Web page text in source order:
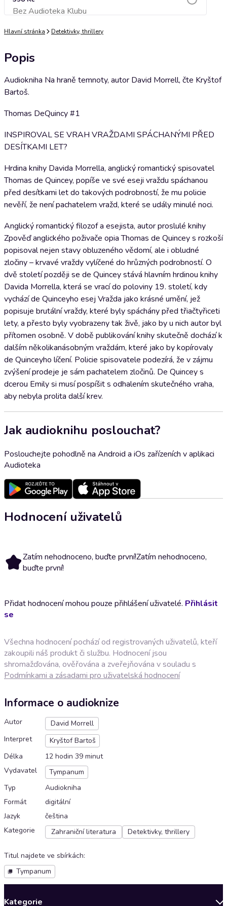
Bez Audioteka KlubuPřidat do košíku
Hlavní stránka Detektivky, thrillery
Popis
Audiokniha Na hraně temnoty, autor David Morrell, čte Kryštof
Bartoš.
Thomas DeQuincy #1
INSPIROVAL SE VRAH VRAŽDAMI SPÁCHANÝMI PŘED
DESÍTKAMI LET?
Hrdina knihy Davida Morrella, anglický romantický spisovatel
Thomas de Quincey, popíše ve své eseji vraždu spáchanou
před desítkami let do takových podrobností, že mu policie
nevěří, že není pachatelem vražd, které se udály minulé noci.
Anglický romantický filozof a esejista, autor proslulé knihy
Zpověď anglického poživače opia Thomas de Quincey s rozkoší
popisoval nejen stavy obluzeného vědomí, ale i obludné
zločiny – krvavé vraždy vylíčené do hrůzných podrobností. O
dvě století později se de Quincey stává hlavním hrdinou knihy
Davida Morrella, která se vrací do poloviny 19. století, kdy
vychází de Quinceyho esej Vražda jako krásné umění, jež
popisuje brutální vraždy, které byly spáchány před třiačtyřiceti
lety, a přesto byly vyobrazeny tak živě, jako by u nich autor byl
přítomen osobně. V době publikování knihy skutečně dochází k
dalším několikanásobným vraždám, které jako by kopírovaly
de Quinceyho líčení. Policie spisovatele podezírá, že v zájmu
zvýšení prodeje je sám pachatelem zločinů. De Quincey s
dcerou Emily si musí pospíšit s odhalením skutečného vraha,
aby nebyla prolita další krev.
Jak audioknihu poslouchat?
Poslouchejte pohodlně na Android a iOs zařízeních v aplikaci
Audioteka
Hodnocení uživatelů
Zatím nehodnoceno, buďte první!Zatím nehodnoceno,
buďte první!
Přidat hodnocení mohou pouze přihlášení uživatelé. Přihlásit
se
Všechna hodnocení pochází od registrovaných uživatelů, kteří
zakoupili náš produkt či službu. Hodnocení jsou
shromažďována, ověřována a zveřejňována v souladu s
Podmínkami a zásadami pro uživatelská hodnocení
Informace o audioknize
Autor
David Morrell
Interpret
Kryštof Bartoš
Délka
12 hodin 39 minut
Vydavatel
Tympanum
Typ
Audiokniha
Formát
digitální
Jazyk
čeština
Kategorie
Zahraniční literatura Detektivky, thrillery
Titul najdete ve sbírkách:
Tympanum
Kategorie